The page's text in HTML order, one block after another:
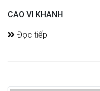
CAO VI KHANH
Đọc tiếp